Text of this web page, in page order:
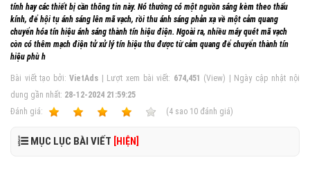
tính hay các thiết bị cần thông tin này. Nó thường có một nguồn sáng kèm theo thấu
kính, để hội tụ ánh sáng lên mã vạch, rồi thu ánh sáng phản xạ về một cảm quang
chuyển hóa tín hiệu ánh sáng thành tín hiệu điện. Ngoài ra, nhiều máy quét mã vạch
còn có thêm mạch điện tử xử lý tín hiệu thu được từ cảm quang để chuyển thành tín
hiệu phù h
Bài viết tạo bởi:VietAds | Lượt xem bài viết: 674,451 (View) | Ngày cập nhật nội
dung gần nhất: 28-12-2024 21:59:25
Ðánh giá:
(4 sao 10 đánh giá)
MỤC LỤC BÀI VIẾT [HIỆN]